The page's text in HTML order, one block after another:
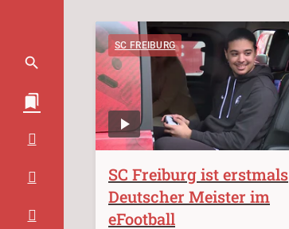
SC FREIBURG
SC Freiburg ist erstmals
Deutscher Meister im
eFootball